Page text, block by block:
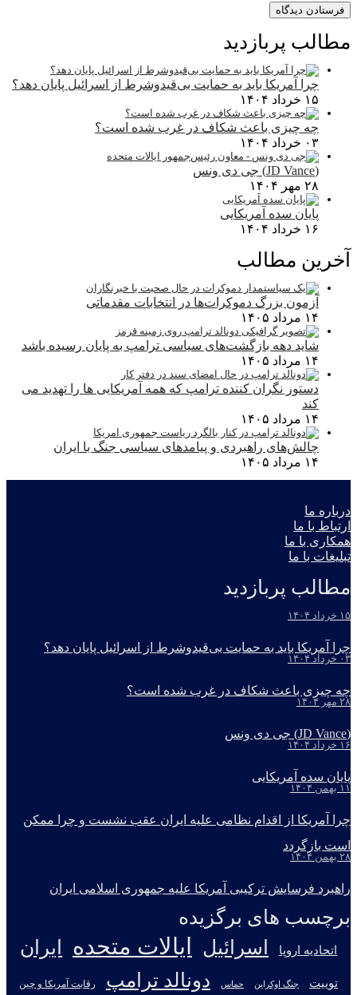
مطالب پربازدید
چرا آمریکا باید به حمایت بی‌قیدوشرط از اسرائیل پایان دهد؟
۱۵ خرداد ۱۴۰۴
چه چیزی باعث شکاف در غرب شده است؟
۰۳ خرداد ۱۴۰۴
(JD Vance) جی دی ونس
۲۸ مهر ۱۴۰۴
پایان سده آمریکایی
۱۶ خرداد ۱۴۰۴
آخرین مطالب
آزمون بزرگ دموکرات‌ها در انتخابات مقدماتی
۱۴ مرداد ۱۴۰۵
شاید دهه بازگشت‌های سیاسی ترامپ به پایان رسیده باشد
۱۴ مرداد ۱۴۰۵
دستور نگران کننده ترامپ که همه آمریکایی ها را تهدید می
کند
۱۴ مرداد ۱۴۰۵
چالش‌های راهبردی و پیامدهای سیاسی جنگ با ایران
۱۴ مرداد ۱۴۰۵
درباره ما
ارتباط با ما
همکاری با ما
تبلیغات با ما
مطالب پربازدید
۱۵ خرداد ۱۴۰۴
چرا آمریکا باید به حمایت بی‌قیدوشرط از اسرائیل پایان دهد؟
۰۳ خرداد ۱۴۰۴
چه چیزی باعث شکاف در غرب شده است؟
۲۸ مهر ۱۴۰۴
(JD Vance) جی دی ونس
۱۶ خرداد ۱۴۰۴
پایان سده آمریکایی
۱۱ بهمن ۱۴۰۴
چرا آمریکا از اقدام نظامی علیه ایران عقب نشست و چرا ممکن
است بازگردد
۲۸ بهمن ۱۴۰۴
راهبرد فرسایش ترکیبی آمریکا علیه جمهوری اسلامی ایران
برچسب های برگزیده
اتحادیه اروپا اسرائیل ایالات متحده ایران
توییت جنگ اوکراین حماس دونالد ترامپ رقابت آمریکا و چین